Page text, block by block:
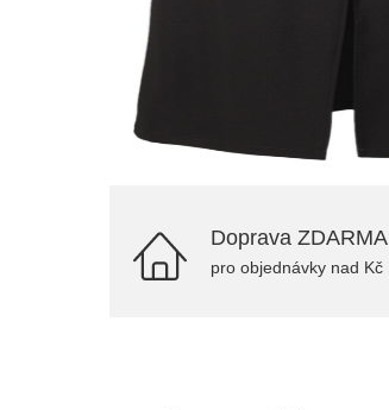
Doprava ZDARMA
pro objednávky nad Kč